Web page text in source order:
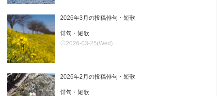
2026年3月の投稿俳句・短歌
俳句・短歌
2026-03-25(Wed)
2026年2月の投稿俳句・短歌
俳句・短歌